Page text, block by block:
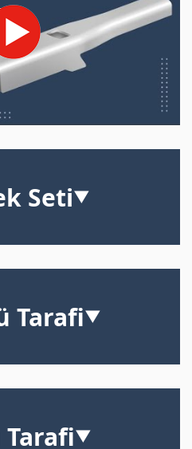
Seti▼
Tarafi▼
Tarafi▼